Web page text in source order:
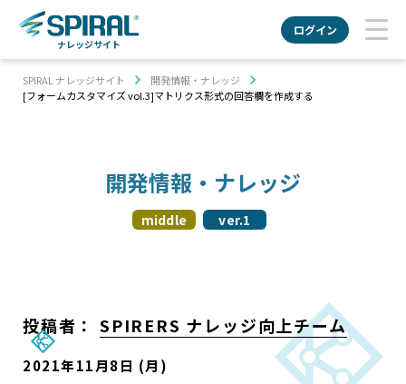
ナレッジサイト
ログイン
SPIRAL ナレッジサイト
開発情報・ナレッジ
[フォームカスタマイズ vol.3]マトリクス形式の回答欄を作成する
開発情報・ナレッジ
middle ver.1
投稿者： SPIRERS ナレッジ向上チーム
2021年11月8日 (月)